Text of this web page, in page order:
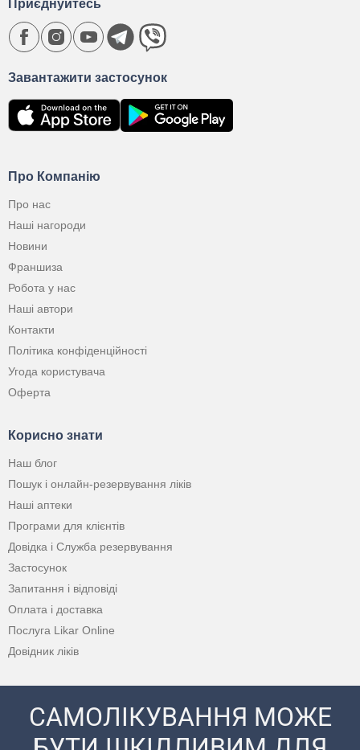
Про Компанію
Про нас
Наші нагороди
Новини
Франшиза
Робота у нас
Наші автори
Контакти
Політика конфіденційності
Угода користувача
Оферта
Корисно знати
Наш блог
Пошук і онлайн-резервування ліків
Наші аптеки
Програми для клієнтів
Довідка і Служба резервування
Застосунок
Запитання і відповіді
Оплата і доставка
Послуга Likar Online
Довідник ліків
Завантажити застосунок
Приєднуйтесь
САМОЛІКУВАННЯ МОЖЕ